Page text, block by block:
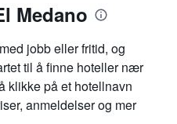
Medano
jobb eller fritid, og
til å finne hoteller nær
klikke på et hotellnavn
anmeldelser og mer